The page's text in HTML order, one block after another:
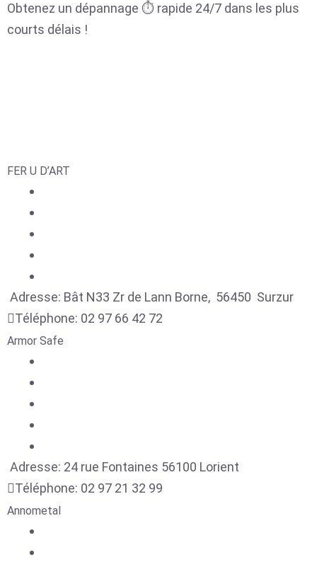
Obtenez un dépannage ⏱️ rapide 24/7 dans les plus
courts délais !
FER U D’ART
Adresse: Bât N33 Zr de Lann Borne, 56450 Surzur
Téléphone: 02 97 66 42 72
Armor Safe
Adresse: 24 rue Fontaines 56100 Lorient
Téléphone: 02 97 21 32 99
Annometal